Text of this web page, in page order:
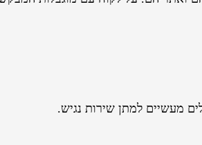
מעשיים למתן שירות נגיש.